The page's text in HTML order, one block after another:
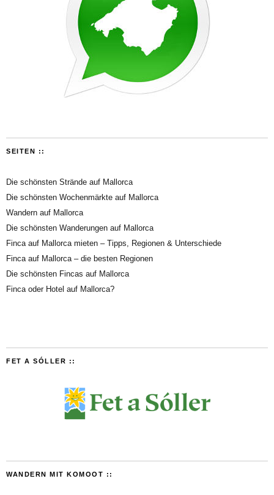
SEITEN ::
Die schönsten Strände auf Mallorca
Die schönsten Wochenmärkte auf Mallorca
Wandern auf Mallorca
Die schönsten Wanderungen auf Mallorca
Finca auf Mallorca mieten – Tipps, Regionen & Unterschiede
Finca auf Mallorca – die besten Regionen
Die schönsten Fincas auf Mallorca
Finca oder Hotel auf Mallorca?
FET A SÓLLER ::
WANDERN MIT KOMOOT ::